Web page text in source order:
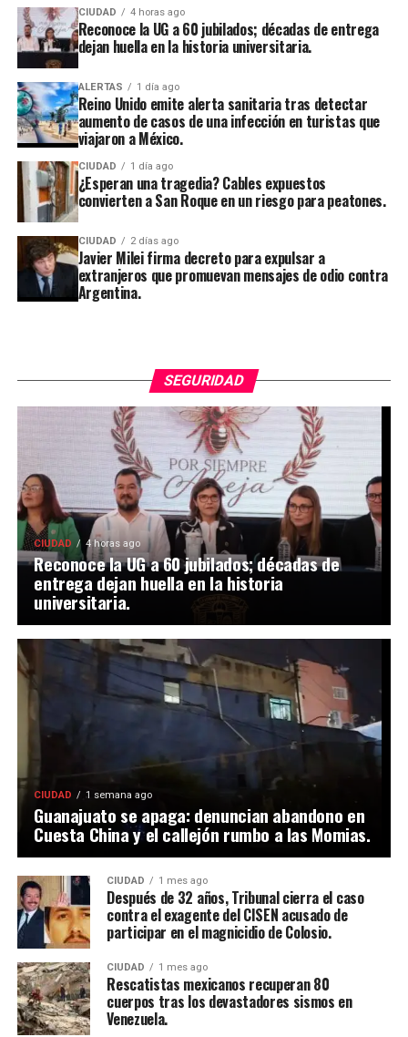
CIUDAD 4 horas ago
Reconoce la UG a 60 jubilados; décadas de entrega
dejan huella en la historia universitaria.
ALERTAS 1 día ago
Reino Unido emite alerta sanitaria tras detectar
aumento de casos de una infección en turistas que
viajaron a México.
CIUDAD 1 día ago
¿Esperan una tragedia? Cables expuestos
convierten a San Roque en un riesgo para peatones.
CIUDAD 2 días ago
Javier Milei firma decreto para expulsar a
extranjeros que promuevan mensajes de odio contra
Argentina.
SEGURIDAD
CIUDAD 4 horas ago
Reconoce la UG a 60 jubilados; décadas de
entrega dejan huella en la historia
universitaria.
CIUDAD 1 semana ago
Guanajuato se apaga: denuncian abandono en
Cuesta China y el callejón rumbo a las Momias.
CIUDAD 1 mes ago
Después de 32 años, Tribunal cierra el caso
contra el exagente del CISEN acusado de
participar en el magnicidio de Colosio.
CIUDAD 1 mes ago
Rescatistas mexicanos recuperan 80
cuerpos tras los devastadores sismos en
Venezuela.